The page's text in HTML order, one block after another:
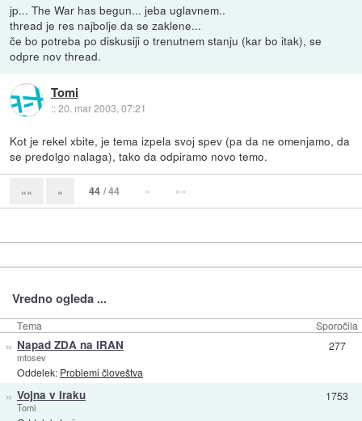
jp... The War has begun... jeba uglavnem..
thread je res najbolje da se zaklene...
če bo potreba po diskusiji o trenutnem stanju (kar bo itak), se
odpre nov thread.
Tomi
::20. mar 2003, 07:21
Kot je rekel xbite, je tema izpela svoj spev (pa da ne omenjamo, da
se predolgo nalaga), tako da odpiramo novo temo.
«« « 44 / 44 » »»
Vredno ogleda ...
Tema Sporočila
» Napad ZDA na IRAN
mtosev
Oddelek: Problemi človeštva
277
» Vojna v Iraku
Tomi
1753